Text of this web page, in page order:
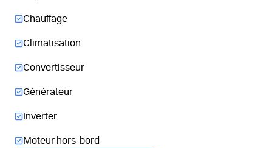
Chauffage
Climatisation
Convertisseur
Générateur
Inverter
Moteur hors-bord